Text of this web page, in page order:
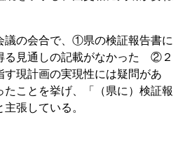
の会合で、①県の検証報告書に
る見通しの記載がなかった ②２
す現計画の実現性には疑問があ
たことを挙げ、「（県に）検証報
張している。